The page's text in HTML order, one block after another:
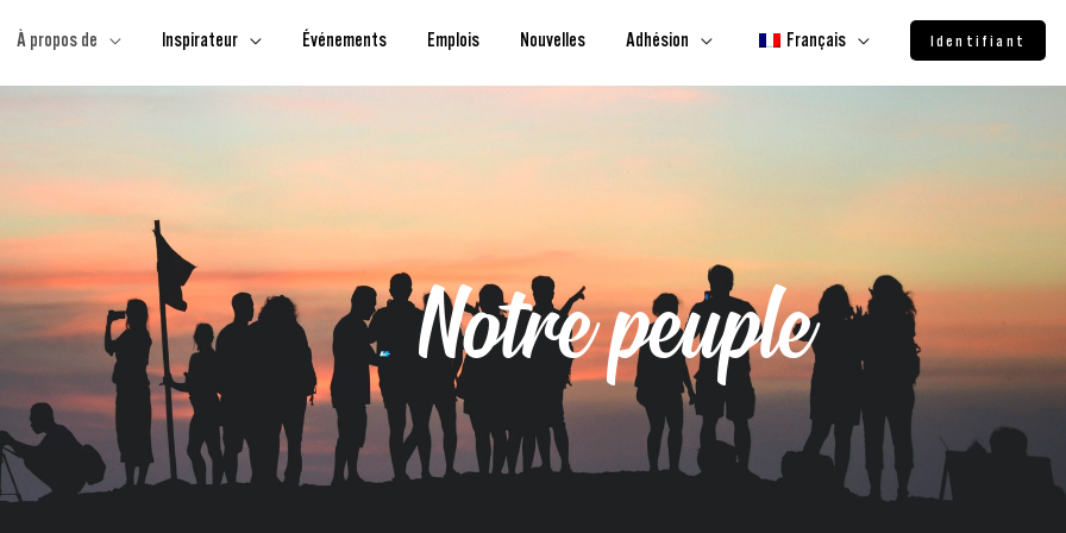
À propos de Inspirateur Événements Emplois Nouvelles Adhésion Français Identifiant
Notre peuple